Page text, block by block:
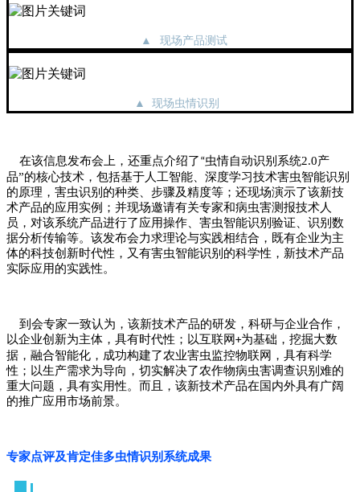
▲ 现场产品测试
▲ 现场虫情识别
在该信息发布会上，还重点介绍了 “虫情自动识别系统2.0产
品”的核心技术，包括基于人工智能、深度学习技术害虫智能识别
的原理，害虫识别的种类、步骤及精度等；还现场演示了该新技
术产品的应用实例；并现场邀请有关专家和病虫害测报技术人
员，对该系统产品进行了应用操作、害虫智能识别验证、识别数
据分析传输等。该发布会力求理论与实践相结合，既有企业为主
体的科技创新时代性，又有害虫智能识别的科学性，新技术产品
实际应用的实践性。
到会专家一致认为，该新技术产品的研发，科研与企业合作，
以企业创新为主体，具有时代性；以互联网 +为基础，挖掘大数
据，融合智能化，成功构建了农业害虫监控物联网，具有科学
性；以生产需求为导向，切实解决了农作物病虫害调查识别难的
重大问题，具有实用性。而且，该新技术产品在国内外具有广阔
的推广应用市场前景。
专家点评及肯定佳多虫情识别系统成果